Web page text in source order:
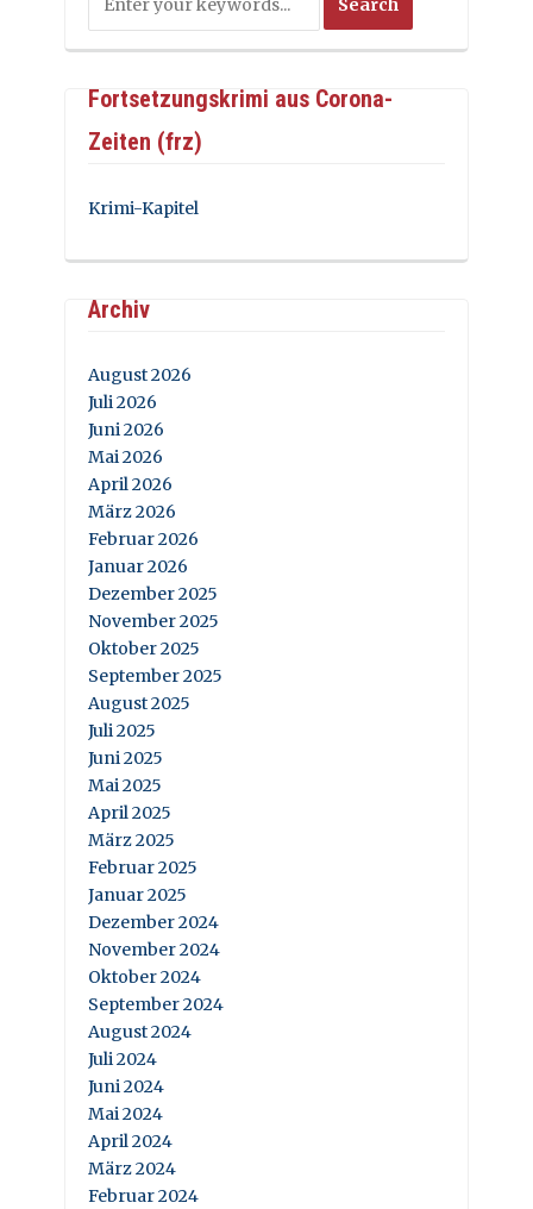
Fortsetzungskrimi aus Corona-
Zeiten (frz)
Krimi-Kapitel
Archiv
August 2026
Juli 2026
Juni 2026
Mai 2026
April 2026
März 2026
Februar 2026
Januar 2026
Dezember 2025
November 2025
Oktober 2025
September 2025
August 2025
Juli 2025
Juni 2025
Mai 2025
April 2025
März 2025
Februar 2025
Januar 2025
Dezember 2024
November 2024
Oktober 2024
September 2024
August 2024
Juli 2024
Juni 2024
Mai 2024
April 2024
März 2024
Februar 2024